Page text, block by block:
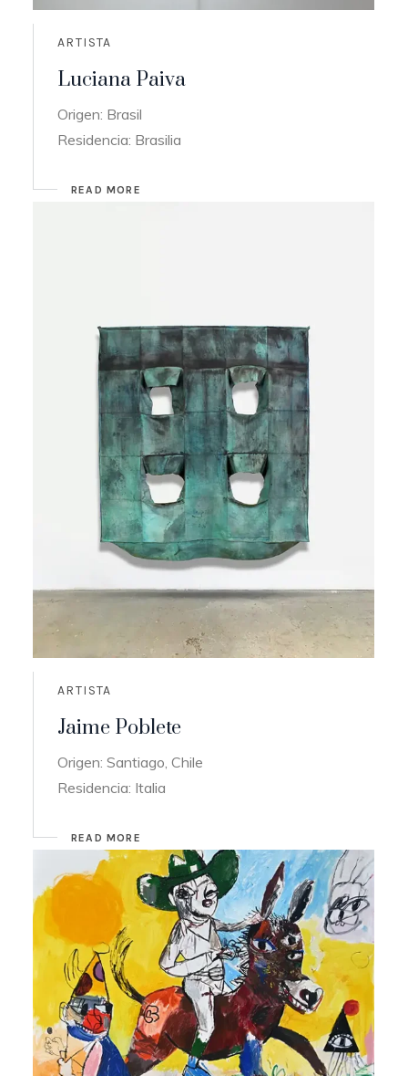
ARTISTA
Luciana Paiva
Origen: Brasil
Residencia: Brasilia
READ MORE
ARTISTA
Jaime Poblete
Origen: Santiago, Chile
Residencia: Italia
READ MORE